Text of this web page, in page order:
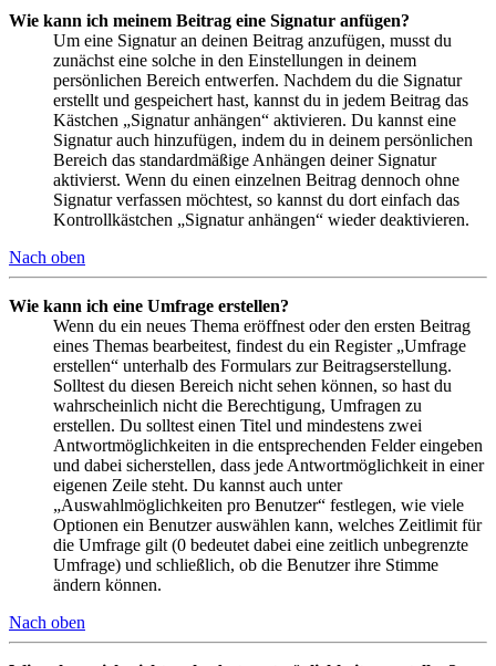
Wie kann ich meinem Beitrag eine Signatur anfügen?
Um eine Signatur an deinen Beitrag anzufügen, musst du
zunächst eine solche in den Einstellungen in deinem
persönlichen Bereich entwerfen. Nachdem du die Signatur
erstellt und gespeichert hast, kannst du in jedem Beitrag das
Kästchen „Signatur anhängen“ aktivieren. Du kannst eine
Signatur auch hinzufügen, indem du in deinem persönlichen
Bereich das standardmäßige Anhängen deiner Signatur
aktivierst. Wenn du einen einzelnen Beitrag dennoch ohne
Signatur verfassen möchtest, so kannst du dort einfach das
Kontrollkästchen „Signatur anhängen“ wieder deaktivieren.
Nach oben
Wie kann ich eine Umfrage erstellen?
Wenn du ein neues Thema eröffnest oder den ersten Beitrag
eines Themas bearbeitest, findest du ein Register „Umfrage
erstellen“ unterhalb des Formulars zur Beitragserstellung.
Solltest du diesen Bereich nicht sehen können, so hast du
wahrscheinlich nicht die Berechtigung, Umfragen zu
erstellen. Du solltest einen Titel und mindestens zwei
Antwortmöglichkeiten in die entsprechenden Felder eingeben
und dabei sicherstellen, dass jede Antwortmöglichkeit in einer
eigenen Zeile steht. Du kannst auch unter
„Auswahlmöglichkeiten pro Benutzer“ festlegen, wie viele
Optionen ein Benutzer auswählen kann, welches Zeitlimit für
die Umfrage gilt (0 bedeutet dabei eine zeitlich unbegrenzte
Umfrage) und schließlich, ob die Benutzer ihre Stimme
ändern können.
Nach oben